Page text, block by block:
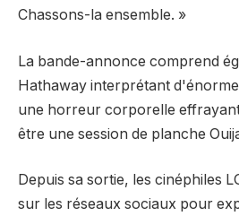
Chassons-la ensemble. »
La bande-annonce comprend
Hathaway interprétant
une horreur corporelle
être une session de planche
Depuis sa sortie, les cinéphiles
sur les réseaux sociaux pour